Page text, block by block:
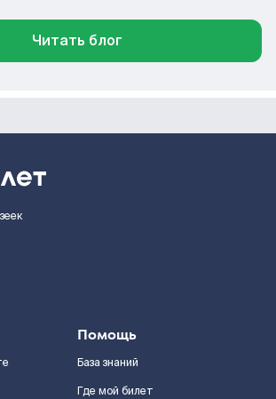
Читать блог
Помощь
База знаний
Где мой билет